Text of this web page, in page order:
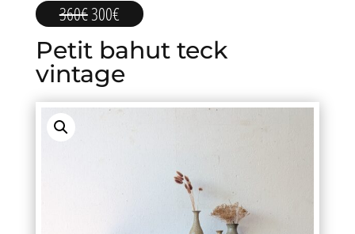
360€Le
prix
initial
était :
360€.
300€Le
prix
actuel
est :
300€.
Petit bahut teck
vintage